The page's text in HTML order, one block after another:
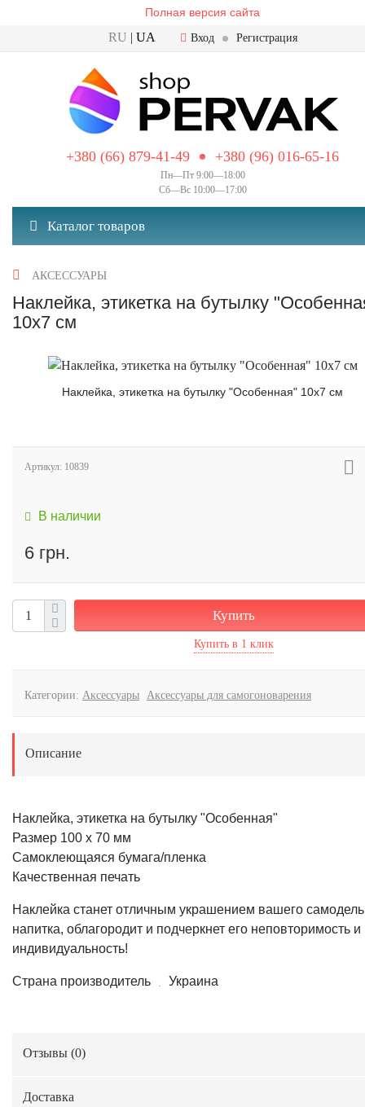
Полная версия сайта
RU | UA Вход Регистрация
+380 (66) 879-41-49 +380 (96) 016-65-16
Пн—Пт 9:00—18:00
Сб—Вс 10:00—17:00
Каталог товаров
АКСЕССУАРЫ
Наклейка, этикетка на бутылку
10х7 см
Наклейка, этикетка на бутылку "Особенная" 10х7 см
Артикул: 10839
В наличии
6 грн.
Купить
Категории: Аксессуары Аксессуары для самогоноварения
Описание
Наклейка, этикетка на бутылку "Особенная"
Размер 100 х 70 мм
Самоклеющаяся бумага/пленка
Качественная печать
Наклейка станет отличным украшением вашего
напитка, облагородит и подчеркнет его неповторимость и
индивидуальность!
Страна производитель Украина
Отзывы (0)
Доставка